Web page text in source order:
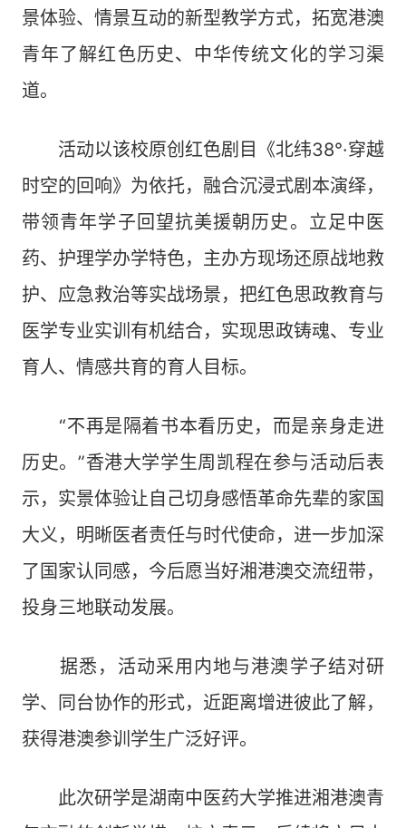
景体验、情景互动的新型教学方式，拓宽港澳
青年了解红色历史、中华传统文化的学习渠
道。
活动以该校原创红色剧目《北纬38°·穿越
时空的回响》为依托，融合沉浸式剧本演绎，
带领青年学子回望抗美援朝历史。立足中医
药、护理学办学特色，主办方现场还原战地救
护、应急救治等实战场景，把红色思政教育与
医学专业实训有机结合，实现思政铸魂、专业
育人、情感共育的育人目标。
“不再是隔着书本看历史，而是亲身走进
历史。”香港大学学生周凯程在参与活动后表
示，实景体验让自己切身感悟革命先辈的家国
大义，明晰医者责任与时代使命，进一步加深
了国家认同感，今后愿当好湘港澳交流纽带，
投身三地联动发展。
据悉，活动采用内地与港澳学子结对研
学、同台协作的形式，近距离增进彼此了解，
获得港澳参训学生广泛好评。
此次研学是湖南中医药大学推进湘港澳青